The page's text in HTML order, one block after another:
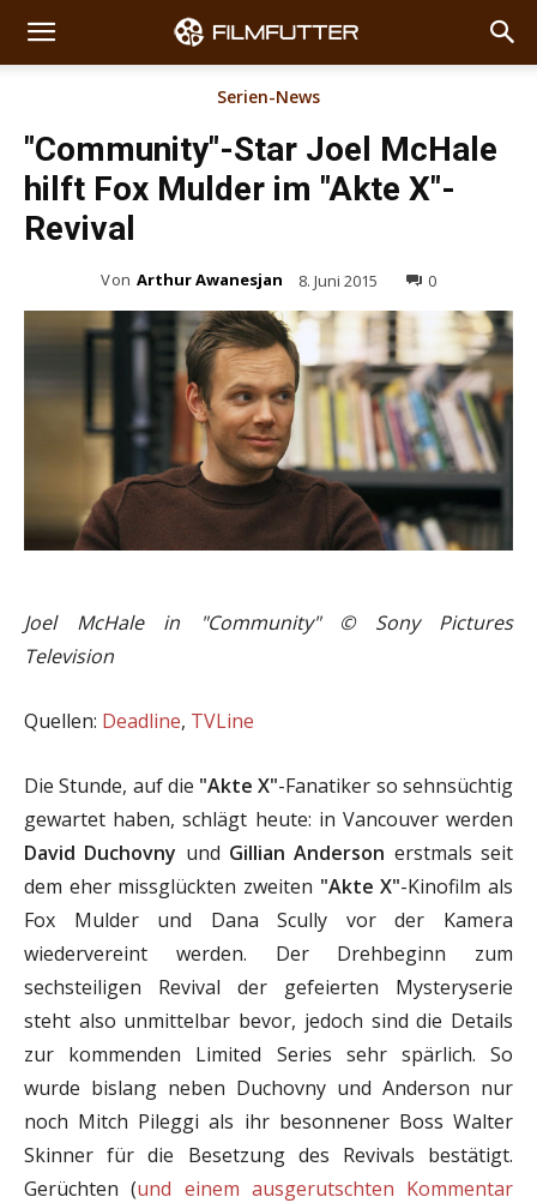
Serien-News
"Community"-Star Joel McHale
hilft Fox Mulder im "Akte X"-
Revival
Von Arthur Awanesjan 8. Juni 2015 0
Joel McHale in "Community" © Sony Pictures
Television
Quellen: Deadline, TVLine
Die Stunde, auf die "Akte X"-Fanatiker so sehnsüchtig
gewartet haben, schlägt heute: in Vancouver werden
David Duchovny und Gillian Anderson erstmals seit
dem eher missglückten zweiten "Akte X"-Kinofilm als
Fox Mulder und Dana Scully vor der Kamera
wiedervereint werden. Der Drehbeginn zum
sechsteiligen Revival der gefeierten Mysteryserie
steht also unmittelbar bevor, jedoch sind die Details
zur kommenden Limited Series sehr spärlich. So
wurde bislang neben Duchovny und Anderson nur
noch Mitch Pileggi als ihr besonnener Boss Walter
Skinner für die Besetzung des Revivals bestätigt.
Gerüchten (und einem ausgerutschten Kommentar